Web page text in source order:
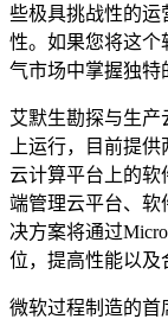
些极具挑战性的运
性。如果您将这个
气市场中掌握独特
艾默生勘探与生产
上运行，目前提
云计算平台上的软
端管理云平台、软
决方案将通过
位，提高性能以及
微软过程制造的首